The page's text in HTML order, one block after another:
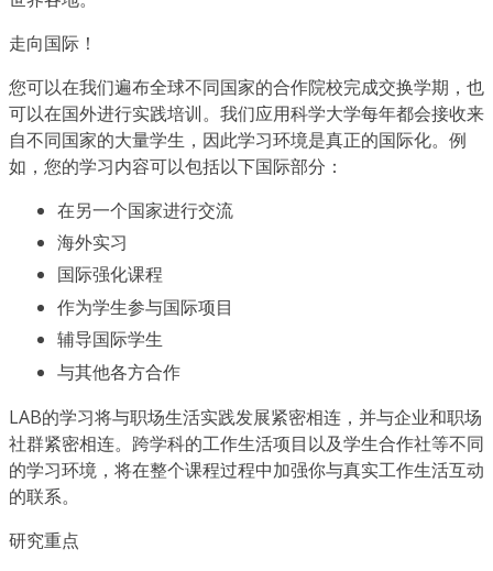
走向国际！
您可以在我们遍布全球不同国家的合作院校完成交换学期，也
可以在国外进行实践培训。我们应用科学大学每年都会接收来
自不同国家的大量学生，因此学习环境是真正的国际化。例
如，您的学习内容可以包括以下国际部分：
在另一个国家进行交流
海外实习
国际强化课程
作为学生参与国际项目
辅导国际学生
与其他各方合作
LAB的学习将与职场生活实践发展紧密相连，并与企业和职场
社群紧密相连。跨学科的工作生活项目以及学生合作社等不同
的学习环境，将在整个课程过程中加强你与真实工作生活互动
的联系。
研究重点